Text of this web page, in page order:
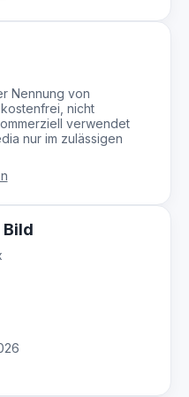
Nennung von
nicht
verwendet
nur im zulässigen